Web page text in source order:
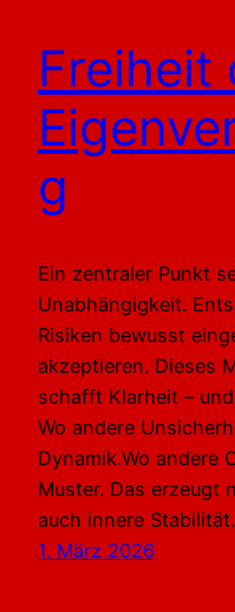
Freiheit
g
Ein zentraler Punkt
Unabhängigkeit.
Risiken bewusst
akzeptieren. Dieses
schafft Klarheit –
Wo andere
Dynamik.Wo andere
Muster. Das erzeugt
auch innere Stabilität.
1. März 2026